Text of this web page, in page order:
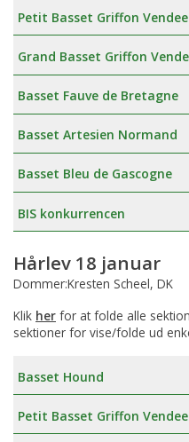
Petit Basset Griffon
Grand Basset Griffon
Basset Fauve de Bretagne
Basset Artesien Normand
Basset Bleu de Gascogne
BIS konkurrencen
Hårlev 18 januar
Dommer:Kresten Scheel, DK
Klik her for at folde alle
sektioner for vise/folde ud
Basset Hound
Petit Basset Griffon